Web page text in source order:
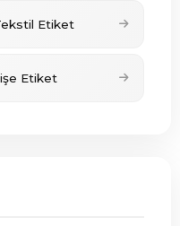
Etiket
Etiket